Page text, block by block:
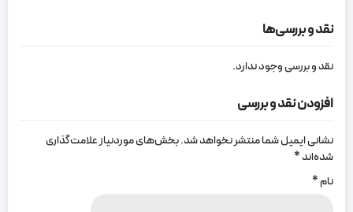
نقد و بررسی‌ها
نقد و بررسی وجود ندارد.
افزودن نقد و بررسی
نشانی ایمیل شما منتشر نخواهد شد.بخش‌های موردنیاز علامت‌گذاری
شده‌اند*
نام*